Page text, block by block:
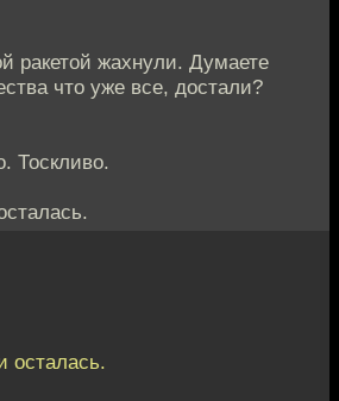
ракетой жахнули. Думаете
что уже все, достали?
Тоскливо.
осталась.